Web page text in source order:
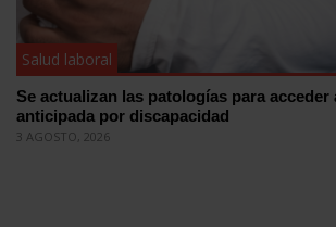
Salud laboral
Se actualizan las patologías para acceder
anticipada por discapacidad
3 AGOSTO, 2026